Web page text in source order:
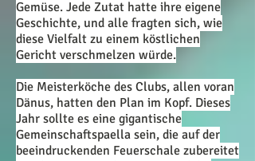
Gemüse. Jede Zutat hatte ihre eigene
Geschichte, und alle fragten sich, wie
diese Vielfalt zu einem köstlichen
Gericht verschmelzen würde.
Die Meisterköche des Clubs, allen voran
Dänus, hatten den Plan im Kopf. Dieses
Jahr sollte es eine gigantische
Gemeinschaftspaella sein, die auf der
beeindruckenden Feuerschale zubereitet